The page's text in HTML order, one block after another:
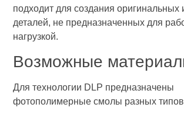
подходит для создания оригинальных
деталей, не предназначенных для
нагрузкой.
Возможные
Для технологии DLP предназначены
фотополимерные смолы разных